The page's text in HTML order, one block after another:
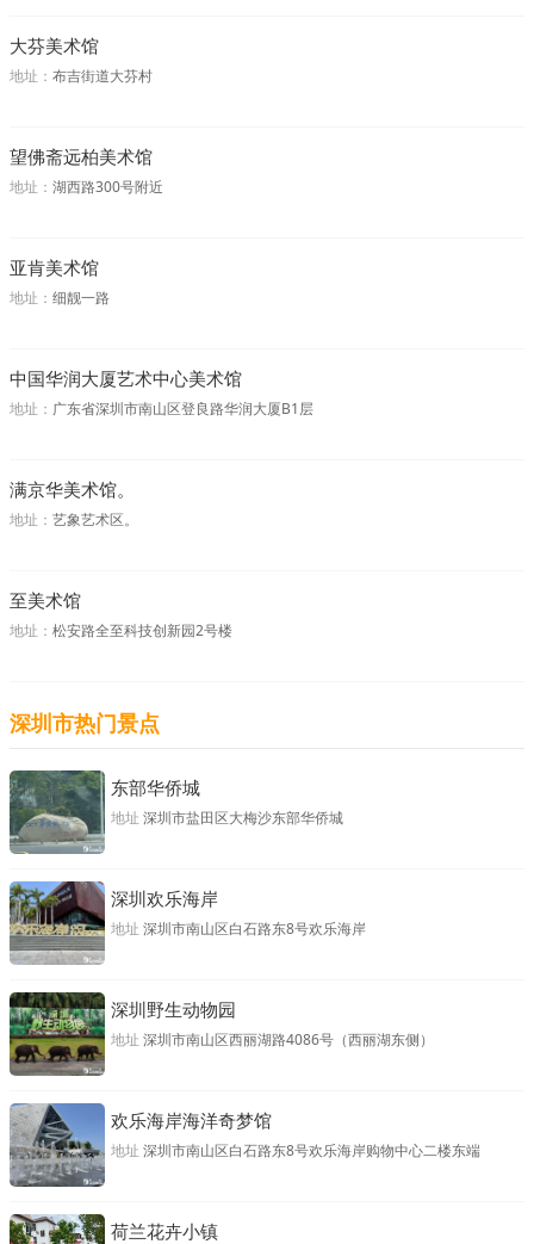
大芬美术馆
地址： 布吉街道大芬村
望佛斋远柏美术馆
地址： 湖西路300号附近
亚肯美术馆
地址： 细靓一路
中国华润大厦艺术中心美术馆
地址： 广东省深圳市南山区登良路华润大厦B1层
满京华美术馆。
地址： 艺象艺术区。
至美术馆
地址： 松安路全至科技创新园2号楼
深圳市热门景点
东部华侨城
地址 深圳市盐田区大梅沙东部华侨城
深圳欢乐海岸
地址 深圳市南山区白石路东8号欢乐海岸
深圳野生动物园
地址 深圳市南山区西丽湖路4086号（西丽湖东侧）
欢乐海岸海洋奇梦馆
地址 深圳市南山区白石路东8号欢乐海岸购物中心二楼东端
荷兰花卉小镇